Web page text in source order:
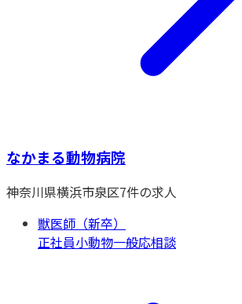
なかまる動物病院
神奈川県横浜市泉区7件の求人
獣医師（新卒）
正社員小動物一般応相談